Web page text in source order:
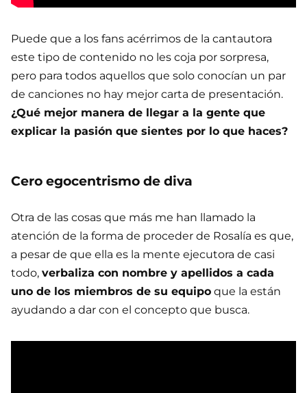
Puede que a los fans acérrimos de la cantautora
este tipo de contenido no les coja por sorpresa,
pero para todos aquellos que solo conocían un par
de canciones no hay mejor carta de presentación.
¿Qué mejor manera de llegar a la gente que
explicar la pasión que sientes por lo que haces?
Cero egocentrismo de diva
Otra de las cosas que más me han llamado la
atención de la forma de proceder de Rosalía es que,
a pesar de que ella es la mente ejecutora de casi
todo, verbaliza con nombre y apellidos a cada
uno de los miembros de su equipo que la están
ayudando a dar con el concepto que busca.